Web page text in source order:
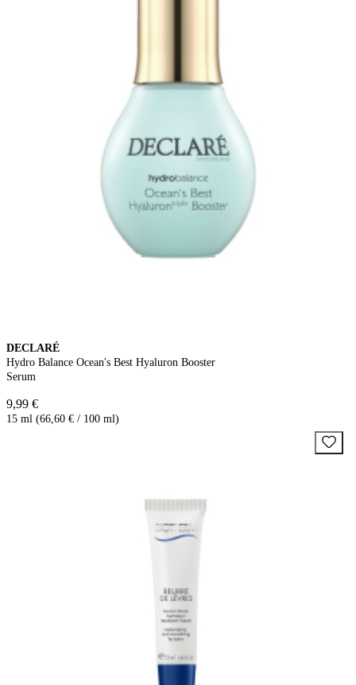
DECLARÉ
Hydro Balance Ocean's Best Hyaluron Booster
Serum
9,99 €
15 ml (66,60 € / 100 ml)